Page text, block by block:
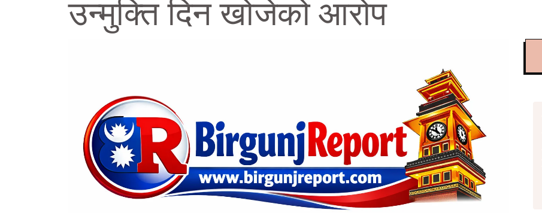
उन्मुक्ति दिन खोजेको आरोप